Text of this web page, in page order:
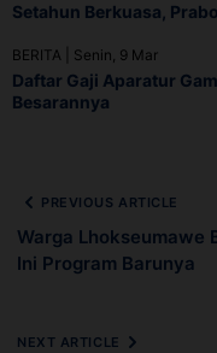
Setahun Berkuasa,
BERITA Senin, 9 Mar
Daftar Gaji Aparatur
Besarannya
PREVIOUS ARTICLE
Warga Lhokseumawe
Ini Program Barunya
NEXT ARTICLE